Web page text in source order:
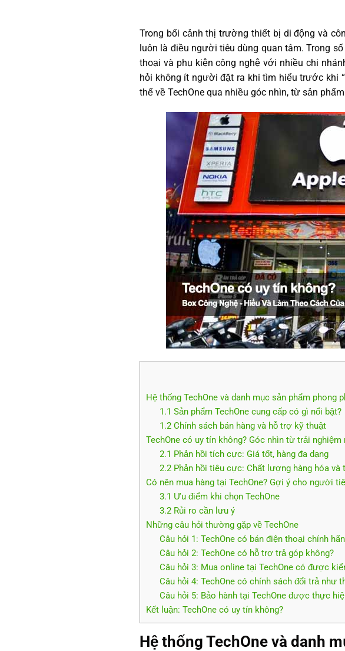
Trong bối cảnh thị trường thiết bị di động và
luôn là điều người tiêu dùng quan tâm. Trong
thoại và phụ kiện công nghệ với nhiều chi
hỏi không ít người đặt ra khi tìm hiểu trước khi
thể về TechOne qua nhiều góc nhìn, từ sản
Hệ thống TechOne và danh mục sản phẩm phong
1.1 Sản phẩm TechOne cung cấp có gì nổi bật?
1.2 Chính sách bán hàng và hỗ trợ kỹ thuật
TechOne có uy tín không? Góc nhìn từ trải
2.1 Phản hồi tích cực: Giá tốt, hàng đa dạng
2.2 Phản hồi tiêu cực: Chất lượng hàng hóa và
Có nên mua hàng tại TechOne? Gợi ý cho người
3.1 Ưu điểm khi chọn TechOne
3.2 Rủi ro cần lưu ý
Những câu hỏi thường gặp về TechOne
Câu hỏi 1: TechOne có bán điện thoại chính
Câu hỏi 2: TechOne có hỗ trợ trả góp không?
Câu hỏi 3: Mua online tại TechOne có được
Câu hỏi 4: TechOne có chính sách đổi trả như
Câu hỏi 5: Bảo hành tại TechOne được thực
Kết luận: TechOne có uy tín không?
Hệ thống TechOne và danh